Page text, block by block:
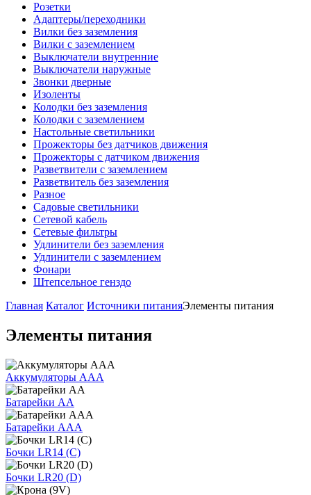
Розетки
Адаптеры/переходники
Вилки без заземления
Вилки с заземлением
Выключатели внутренние
Выключатели наружные
Звонки дверные
Изоленты
Колодки без заземления
Колодки с заземлением
Настольные светильники
Прожекторы без датчиков движения
Прожекторы с датчиком движения
Разветвители с заземлением
Разветвитель без заземления
Разное
Садовые светильники
Сетевой кабель
Сетевые фильтры
Удлинители без заземления
Удлинители с заземлением
Фонари
Штепсельное генздо
Главная Каталог Источники питанияЭлементы питания
Элементы питания
Аккумуляторы AAA
Батарейки AA
Батарейки AAA
Бочки LR14 (C)
Бочки LR20 (D)